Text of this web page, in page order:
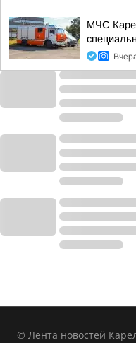
МЧС
© Лента новостей